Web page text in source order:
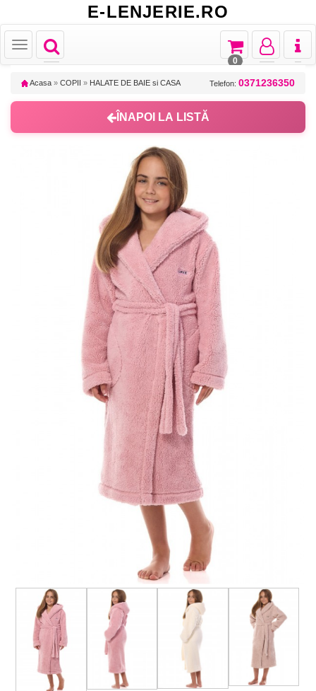
E-LENJERIE.RO
Toggle
navigation
Toggle
Toggle
navigation
Toggle
navigation
Toggle
navigation
0
Acasa » COPII » HALATE DE BAIE si CASA Telefon: 0371236350
ÎNAPOI LA LISTĂ